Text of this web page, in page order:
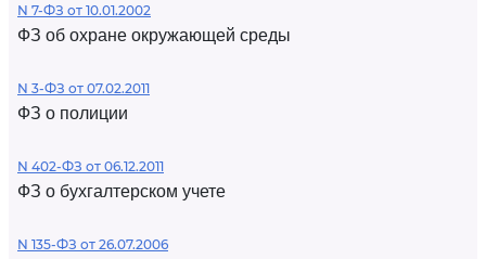
N 7-ФЗ от 10.01.2002
ФЗ об охране окружающей среды
N 3-ФЗ от 07.02.2011
ФЗ о полиции
N 402-ФЗ от 06.12.2011
ФЗ о бухгалтерском учете
N 135-ФЗ от 26.07.2006